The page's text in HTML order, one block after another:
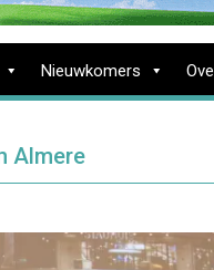
Nieuwkomers
Almere